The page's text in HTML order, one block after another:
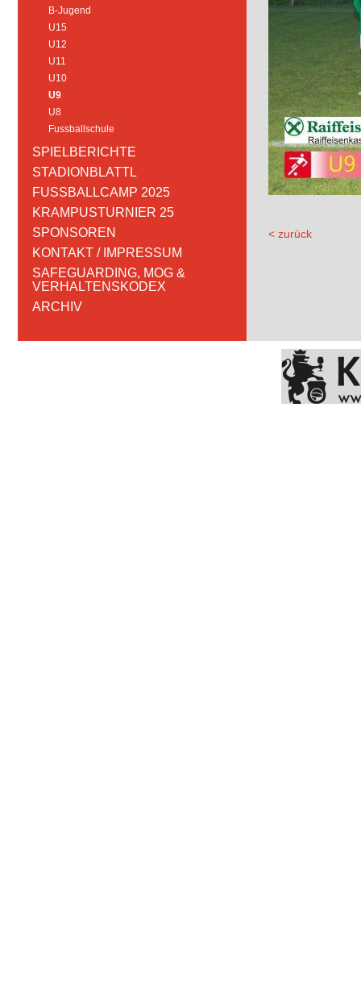
B-Jugend
U15
U12
U11
U10
U9
U8
Fussballschule
SPIELBERICHTE
STADIONBLATTL
FUSSBALLCAMP 2025
KRAMPUSTURNIER 25
SPONSOREN
KONTAKT / IMPRESSUM
SAFEGUARDING, MOG &
VERHALTENSKODEX
ARCHIV
< zurück